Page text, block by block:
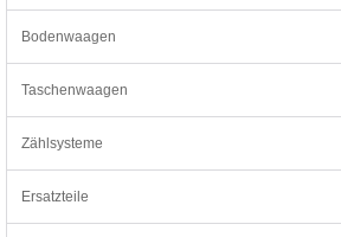
Bodenwaagen
Taschenwaagen
Zählsysteme
Ersatzteile